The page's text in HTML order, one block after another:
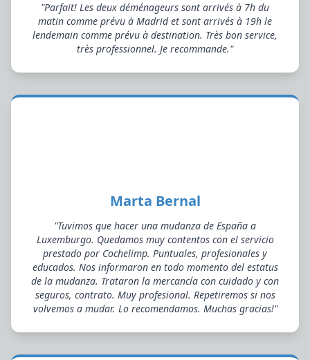
"Parfait! Les deux déménageurs sont arrivés à 7h du
matin comme prévu à Madrid et sont arrivés à 19h le
lendemain comme prévu à destination. Très bon service,
très professionnel. Je recommande."
Marta Bernal
"Tuvimos que hacer una mudanza de España a
Luxemburgo. Quedamos muy contentos con el servicio
prestado por Cochelimp. Puntuales, profesionales y
educados. Nos informaron en todo momento del estatus
de la mudanza. Trataron la mercancía con cuidado y con
seguros, contrato. Muy profesional. Repetiremos si nos
volvemos a mudar. Lo recomendamos. Muchas gracias!"